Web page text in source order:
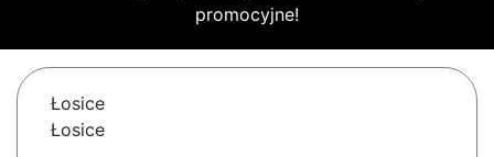
promocyjne!
Łosice
Łosice